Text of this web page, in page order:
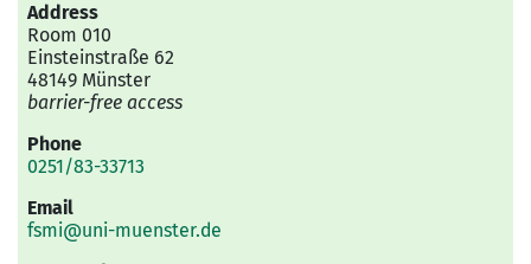
Address
Room 010
Einsteinstraße 62
48149 Münster
barrier-free access
Phone
0251/83-33713
Email
fsmi@uni-muenster.de